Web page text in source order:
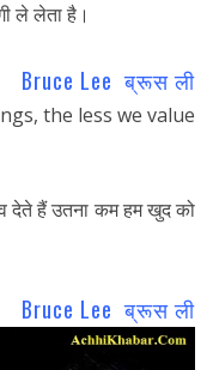
ले लेता है।
Bruce Lee ब्रूस ली
the less we value
देते हैं उतना कम हम खुद को
Bruce Lee ब्रूस ली